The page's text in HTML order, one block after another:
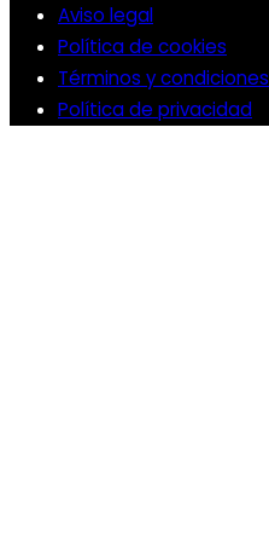
Aviso legal
Política de cookies
Términos y condiciones
Política de privacidad